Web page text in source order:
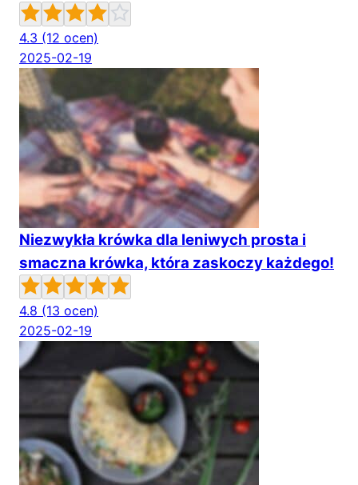
4.3 (12 ocen)
2025-02-19
Niezwykła krówka dla leniwych prosta i
smaczna krówka, która zaskoczy każdego!
4.8 (13 ocen)
2025-02-19